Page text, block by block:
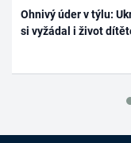
Ohnivý úder v týlu:
si vyžádal i život